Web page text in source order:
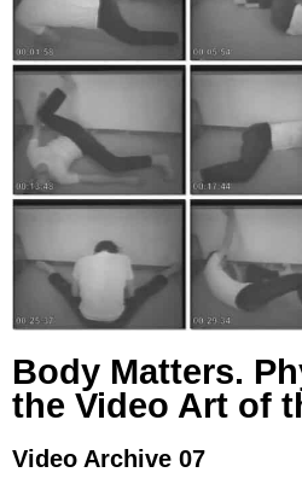
Body Matters.
the Video Art of
Video Archive 07